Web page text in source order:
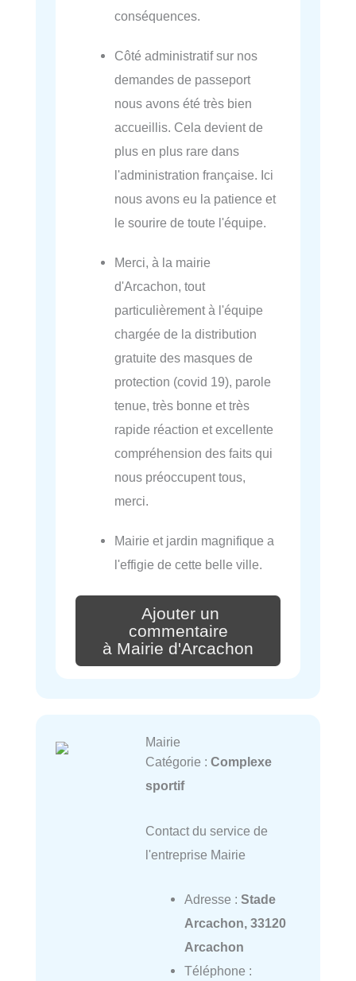
conséquences.
Côté administratif sur nos
demandes de passeport
nous avons été très bien
accueillis. Cela devient de
plus en plus rare dans
l'administration française. Ici
nous avons eu la patience et
le sourire de toute l'équipe.
Merci, à la mairie
d'Arcachon, tout
particulièrement à l'équipe
chargée de la distribution
gratuite des masques de
protection (covid 19), parole
tenue, très bonne et très
rapide réaction et excellente
compréhension des faits qui
nous préoccupent tous,
merci.
Mairie et jardin magnifique a
l'effigie de cette belle ville.
Ajouter un
commentaire
à Mairie d'Arcachon
Mairie
Catégorie : Complexe
sportif
Contact du service de
l'entreprise Mairie
Adresse : Stade
Arcachon, 33120
Arcachon
Téléphone :